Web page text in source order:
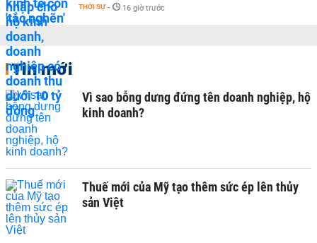
THỜI SỰ - 16 giờ trước
Tin mới
Vì sao bỗng dưng đứng tên doanh nghiệp, hộ
kinh doanh?
Thuế mới của Mỹ tạo thêm sức ép lên thủy
sản Việt